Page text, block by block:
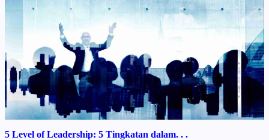
5 Level of Leadership: 5 Tingkatan dalam. . .